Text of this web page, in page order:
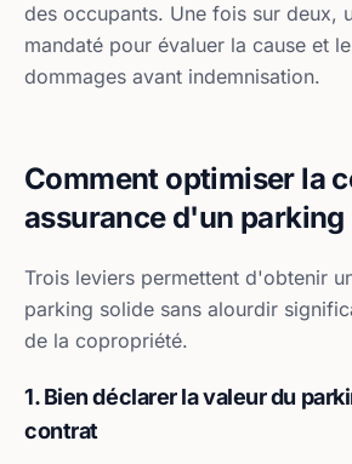
des occupants. Une fois sur deux,
mandaté pour évaluer la cause et
dommages avant indemnisation.
Comment optimiser la
assurance d'un parking
Trois leviers permettent d'obtenir
parking solide sans alourdir
de la copropriété.
1. Bien déclarer la valeur du
contrat